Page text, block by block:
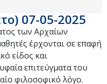
07-05-2025
των Αρχαίων
έρχονται σε επαφή
είδος και
επιτεύγματα του
φιλοσοφικό λόγο.